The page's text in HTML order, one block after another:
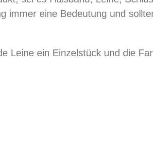
immer eine Bedeutung und
Leine ein Einzelstück und die